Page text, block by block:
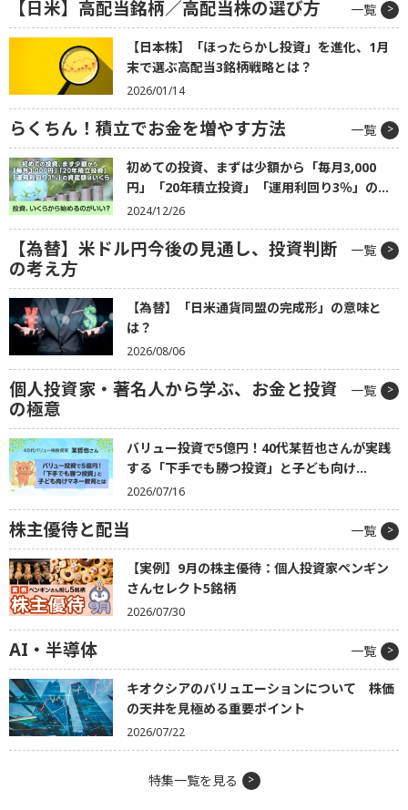
【日米】高配当銘柄／高配当株の選び方 一覧
【日本株】「ほったらかし投資」を進化、1月
末で選ぶ高配当3銘柄戦略とは？
2026/01/14
らくちん！積立でお金を増やす方法 一覧
初めての投資、まずは少額から「毎月3,000
円」「20年積立投資」「運用利回り3％」の...
2024/12/26
【為替】米ドル円今後の見通し、投資判断
の考え方
一覧
【為替】「日米通貨同盟の完成形」の意味と
は？
2026/08/06
個人投資家・著名人から学ぶ、お金と投資
の極意
一覧
バリュー投資で5億円！40代某哲也さんが実践
する「下手でも勝つ投資」と子ども向け...
2026/07/16
株主優待と配当 一覧
【実例】9月の株主優待：個人投資家ペンギン
さんセレクト5銘柄
2026/07/30
AI・半導体 一覧
キオクシアのバリュエーションについて 株価
の天井を見極める重要ポイント
2026/07/22
特集一覧を見る